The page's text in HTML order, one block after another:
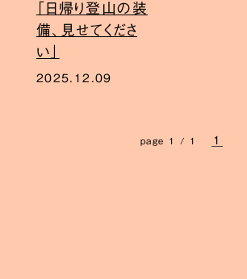
「日帰り登山の装
備、見せてくださ
い」
2025.12.09
page 1 / 1 1